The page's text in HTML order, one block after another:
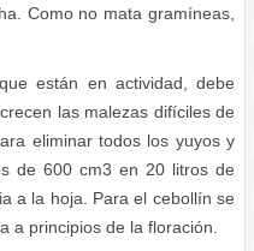
Como no mata gramíneas,
están en actividad, debe
las malezas difíciles de
eliminar todos los yuyos y
de 600 cm3 en 20 litros de
a la hoja. Para el cebollín se
a principios de la floración.